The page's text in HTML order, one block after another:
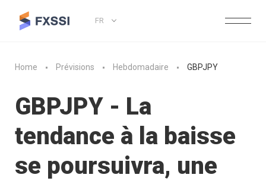
FR
Home Prévisions Hebdomadaire GBPJPY
GBPJPY - La
tendance à la baisse
se poursuivra, une